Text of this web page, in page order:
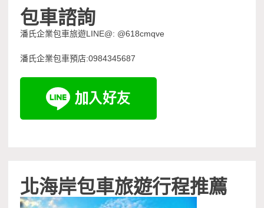
包車諮詢
潘氏企業包車旅遊LINE@: @618cmqve
潘氏企業包車預店:0984345687
北海岸包車旅遊行程推薦